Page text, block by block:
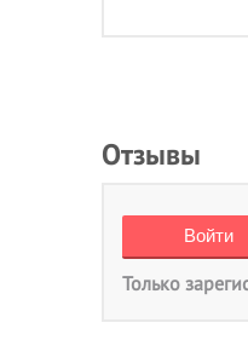
Отзывы
Только